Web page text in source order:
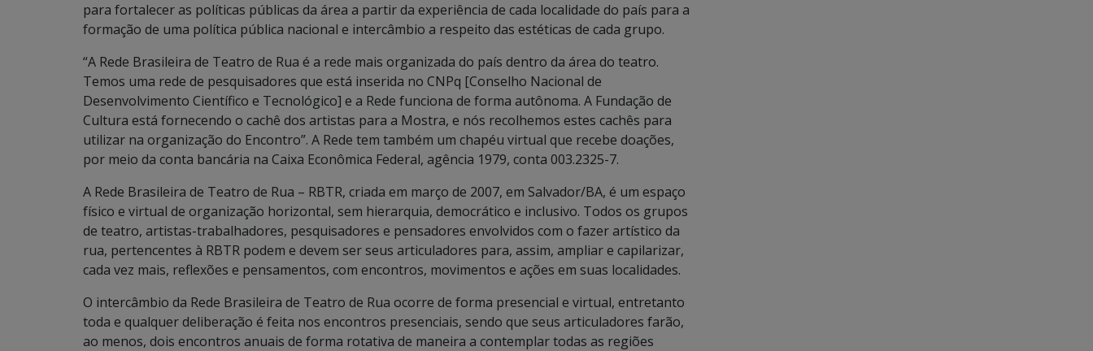
para fortalecer as políticas públicas da área a partir da experiência de cada localidade do país para a
formação de uma política pública nacional e intercâmbio a respeito das estéticas de cada grupo.
“A Rede Brasileira de Teatro de Rua é a rede mais organizada do país dentro da área do teatro.
Temos uma rede de pesquisadores que está inserida no CNPq [Conselho Nacional de
Desenvolvimento Científico e Tecnológico] e a Rede funciona de forma autônoma. A Fundação de
Cultura está fornecendo o cachê dos artistas para a Mostra, e nós recolhemos estes cachês para
utilizar na organização do Encontro”. A Rede tem também um chapéu virtual que recebe doações,
por meio da conta bancária na Caixa Econômica Federal, agência 1979, conta 003.2325-7.
A Rede Brasileira de Teatro de Rua – RBTR, criada em março de 2007, em Salvador/BA, é um espaço
físico e virtual de organização horizontal, sem hierarquia, democrático e inclusivo. Todos os grupos
de teatro, artistas-trabalhadores, pesquisadores e pensadores envolvidos com o fazer artístico da
rua, pertencentes à RBTR podem e devem ser seus articuladores para, assim, ampliar e capilarizar,
cada vez mais, reflexões e pensamentos, com encontros, movimentos e ações em suas localidades.
O intercâmbio da Rede Brasileira de Teatro de Rua ocorre de forma presencial e virtual, entretanto
toda e qualquer deliberação é feita nos encontros presenciais, sendo que seus articuladores farão,
ao menos, dois encontros anuais de forma rotativa de maneira a contemplar todas as regiões